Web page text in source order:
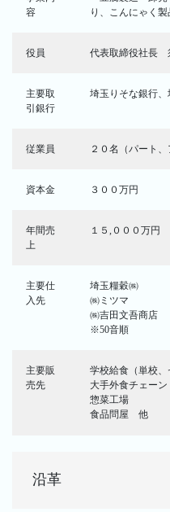
容
り、こんにゃく
役員 代表取締役社長
主要取
引銀行
埼玉りそな銀行
従業員 ２０名（パート、
資本金 ３００万円
年間売
上
１５,０００万円
主要仕
入先
埼玉糧穀㈱
㈱ミツマ
㈱吉田文吾商店
※50音順
主要販
売先
学校給食（単校、
大手外食チェーン
惣菜工場
食品問屋 他
沿革